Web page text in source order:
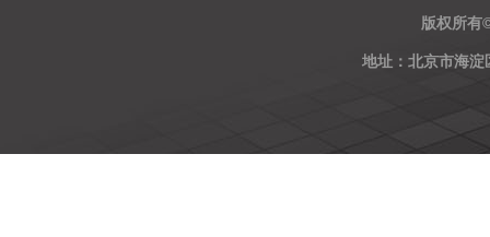
版权所有
地址：北京市海